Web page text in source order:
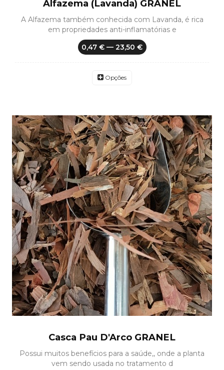
Alfazema (Lavanda) GRANEL
A Alfazema também conhecida com Lavanda, é rica
em propriedades anti-inflamatórias e
0,47 € — 23,50 €
Opções
Casca Pau D'Arco GRANEL
Possui muitos benefícios para a saúde,, onde a planta
vem sendo usada no tratamento d